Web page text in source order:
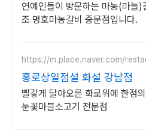
연예인들이 방문하는 마농(마늘)
조 명호마농갈비 중문점입니다.
https://m.place.naver.com/
홍로상일점설 화설 강남점
빨갛게 달아오른 화로위에 한점
눈꽃마블소고기 전문점